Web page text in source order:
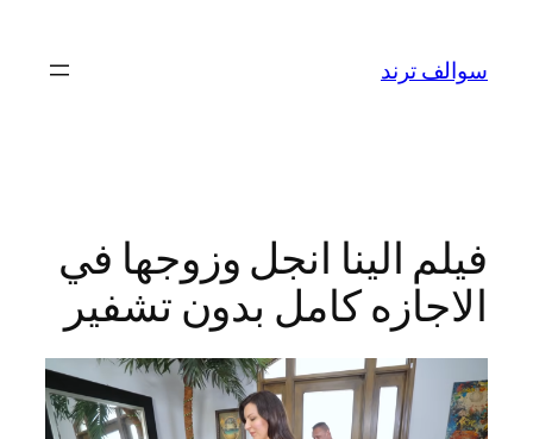
المحتوى
سوالف ترند
فيلم الينا انجل وزوجها في
الاجازه كامل بدون تشفير